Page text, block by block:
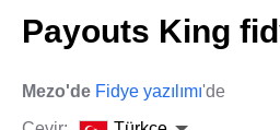
Payouts King
Mezo'de Fidye yazılımı'de